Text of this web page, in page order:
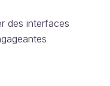
des interfaces